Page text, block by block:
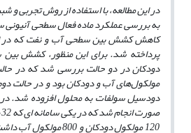
در این مطالعه، با استفاده از روش تجربی و
به بررسی عملکرد ماده فعال سطحی
کاهش کشش بین سطحی آب و نفت که در
پرداخته شد.برای این منظور، کشش بین
دودکان در دو حالت بررسی شد که در
مولکول‌های آب و دودکان بود و در حالت
دودسیل سولفات به محلول افزوده شد.
صورت انجام شد که دری
120 مولکول دودکان و 800 مولکول آب داشت با عنوان سامانه (